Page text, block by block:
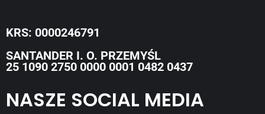
KRS: 0000246791
SANTANDER I. O. PRZEMYŚL
25 1090 2750 0000 0001 0482 0437
NASZE SOCIAL MEDIA